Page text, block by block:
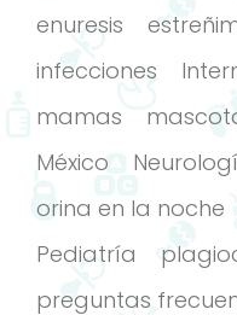
enuresis
infecciones
mamas
México
orina en la noche
Pediatría
preguntas